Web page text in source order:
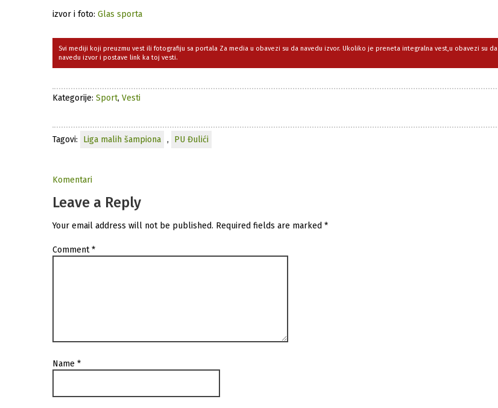
izvor i foto: Glas sporta
Svi mediji koji preuzmu vest ili fotografiju sa portala Za media u obavezi su da navedu izvor. Ukoliko je preneta integralna vest,u obavezi su da
navedu izvor i postave link ka toj vesti.
Kategorije: Sport, Vesti
Tagovi: Liga malih šampiona , PU Đulići
Komentari
Leave a Reply
Your email address will not be published. Required fields are marked *
Comment*
Name *